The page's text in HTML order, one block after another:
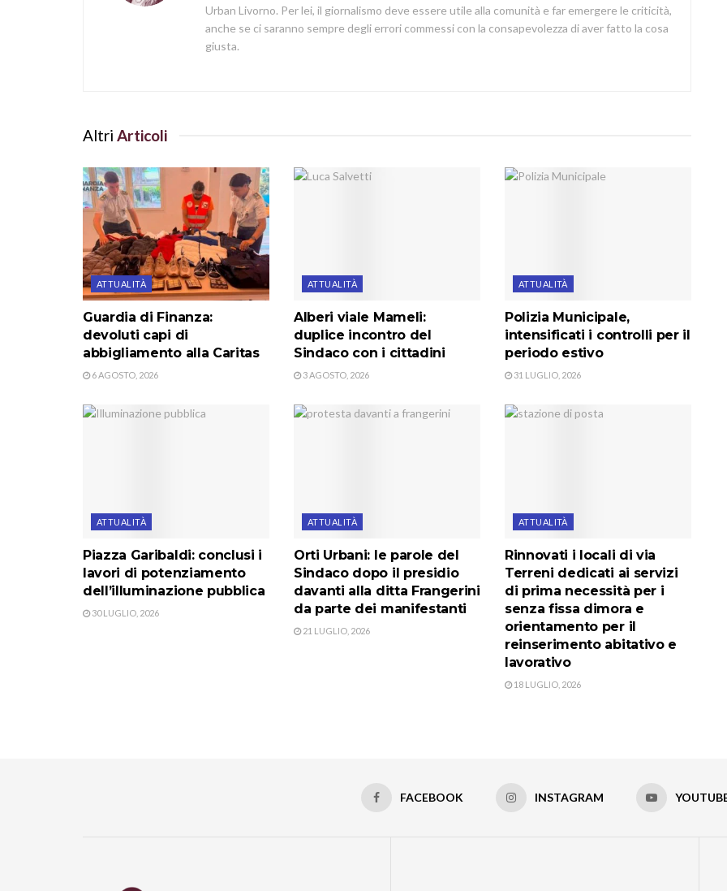
Urban Livorno. Per lei, il giornalismo deve essere utile alla comunità e far emergere le criticità,
anche se ci saranno sempre degli errori commessi con la consapevolezza di aver fatto la cosa
giusta.
Altri Articoli
ATTUALITÀ
Guardia di Finanza:
devoluti capi di
abbigliamento alla Caritas
6 AGOSTO, 2026
ATTUALITÀ
Alberi viale Mameli:
duplice incontro del
Sindaco con i cittadini
3 AGOSTO, 2026
ATTUALITÀ
Polizia Municipale,
intensificati i controlli per il
periodo estivo
31 LUGLIO, 2026
ATTUALITÀ
Piazza Garibaldi: conclusi i
lavori di potenziamento
dell’illuminazione pubblica
30 LUGLIO, 2026
ATTUALITÀ
Orti Urbani: le parole del
Sindaco dopo il presidio
davanti alla ditta Frangerini
da parte dei manifestanti
21 LUGLIO, 2026
ATTUALITÀ
Rinnovati i locali di via
Terreni dedicati ai servizi
di prima necessità per i
senza fissa dimora e
orientamento per il
reinserimento abitativo e
lavorativo
18 LUGLIO, 2026
FACEBOOK INSTAGRAM